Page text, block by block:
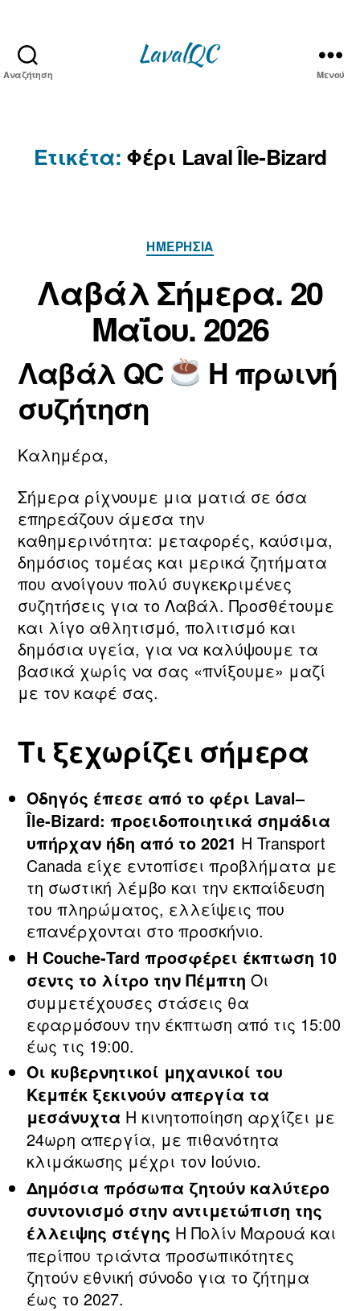
Αναζήτηση Μενού
Ετικέτα: Φέρι Laval Île‑Bizard
Κατηγορίες
ΗΜΕΡΉΣΙΑ
Λαβάλ Σήμερα. 20
Μαΐου. 2026
Συντάκτης
άρθρου
Α
ό
τ
ο
ν/
τ
η
Ημ.
δημοσίευσης
0
Μ
α
ΐ
ο
υ
Λαβάλ QC
Η πρωινή
συζήτηση
Καλημέρα,
Σήμερα ρίχνουμε μια ματιά σε όσα
επηρεάζουν άμεσα την
καθημερινότητα: μεταφορές, καύσιμα,
δημόσιος τομέας και μερικά ζητήματα
που ανοίγουν πολύ συγκεκριμένες
συζητήσεις για το Λαβάλ. Προσθέτουμε
και λίγο αθλητισμό, πολιτισμό και
δημόσια υγεία, για να καλύψουμε τα
βασικά χωρίς να σας «πνίξουμε» μαζί
με τον καφέ σας.
Τι ξεχωρίζει σήμερα
Οδηγός έπεσε από το φέρι Laval–
Île‑Bizard: προειδοποιητικά σημάδια
υπήρχαν ήδη από το 2021 Η Transport
Canada είχε εντοπίσει προβλήματα με
τη σωστική λέμβο και την εκπαίδευση
του πληρώματος, ελλείψεις που
επανέρχονται στο προσκήνιο.
Η Couche‑Tard προσφέρει έκπτωση 10
σεντς το λίτρο την Πέμπτη Οι
συμμετέχουσες στάσεις θα
εφαρμόσουν την έκπτωση από τις 15:00
έως τις 19:00.
Οι κυβερνητικοί μηχανικοί του
Κεμπέκ ξεκινούν απεργία τα
μεσάνυχτα Η κινητοποίηση αρχίζει με
24ωρη απεργία, με πιθανότητα
κλιμάκωσης μέχρι τον Ιούνιο.
Δημόσια πρόσωπα ζητούν καλύτερο
συντονισμό στην αντιμετώπιση της
έλλειψης στέγης Η Πολίν Μαρουά και
περίπου τριάντα προσωπικότητες
ζητούν εθνική σύνοδο για το ζήτημα
έως το 2027.